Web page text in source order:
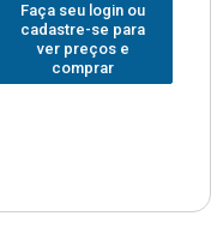
Faça seu login ou
cadastre-se para
ver preços e
comprar